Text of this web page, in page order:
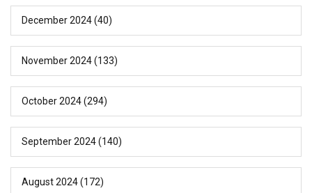
December 2024(40)
November 2024(133)
October 2024(294)
September 2024(140)
August 2024(172)